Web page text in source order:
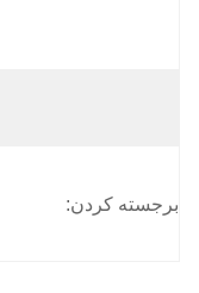
برجسته کردن: